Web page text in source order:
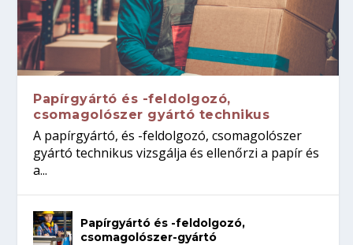
Papírgyártó és -feldolgozó,
csomagolószer gyártó technikus
A papírgyártó, és -feldolgozó, csomagolószer
gyártó technikus vizsgálja és ellenőrzi a papír és
a...
Papírgyártó és -feldolgozó,
csomagolószer-gyártó